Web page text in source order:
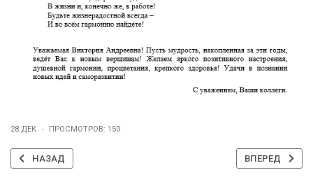
28.ДЕК ПРОСМОТРОВ: 150
ПРЕДЫДУЩИЙ: ПОЗДРАВЛЕНИЕ ДЕКАНА ФИЛОЛОГИЧЕСКОГО
НАЗАД СЛЕДУЮЩИЙ:
ВПЕРЕД